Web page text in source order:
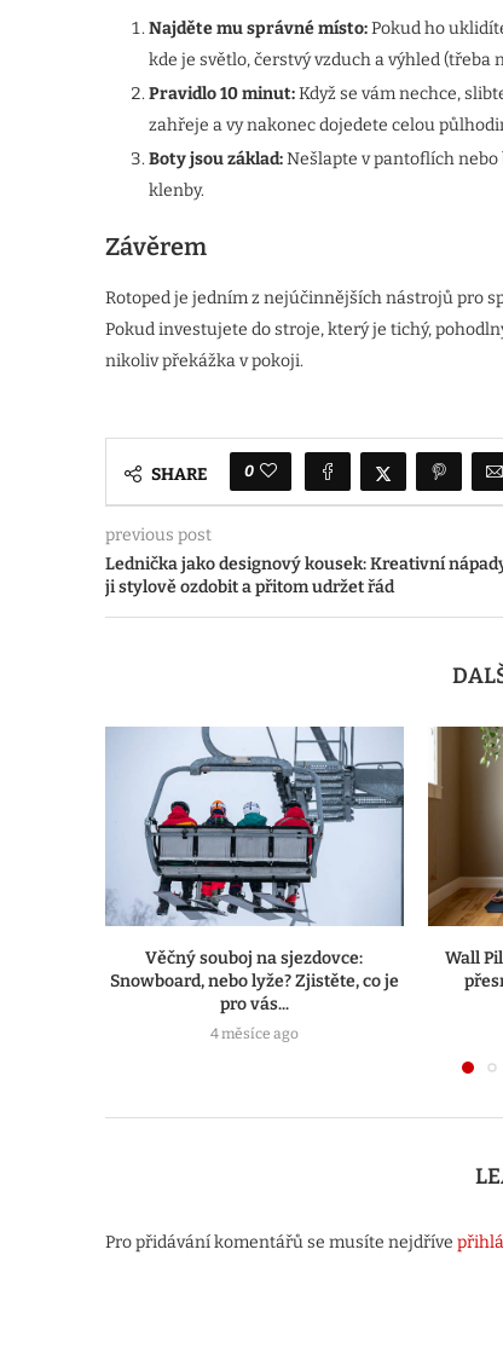
Najděte mu správné místo:Pokud ho
kde je světlo, čerstvý vzduch a výhled (třeba
Pravidlo 10 minut:Když se vám nechce,
zahřeje a vy nakonec dojedete celou
Boty jsou základ:Nešlapte v pantoflích nebo
klenby.
Závěrem
Rotoped je jedním z nejúčinnějších nástrojů pro
Pokud investujete do stroje, který je tichý,
nikoliv překážka v pokoji.
SHARE 0
previous post
Lednička jako designový kousek: Kreativní
ji stylově ozdobit a přitom udržet řád
Věčný souboj na sjezdovce:
Snowboard, nebo lyže? Zjistěte, co je
pro vás...
4 měsíce ago
Wall
Pro přidávání komentářů se musíte nejdříve